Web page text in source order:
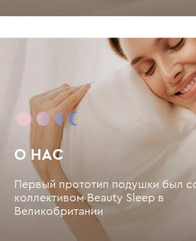
О НАС
Первый прототип подушки был
коллективом Beauty Sleep в
Великобритании